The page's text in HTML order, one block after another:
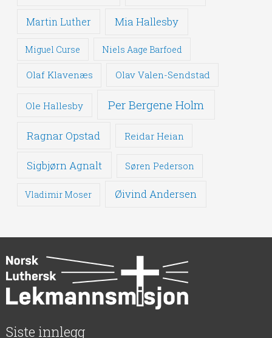
Martin Luther Mia Hallesby
Miguel Curse Niels Aage Barfoed
Olaf Klavenæs Olav Valen-Sendstad
Ole Hallesby Per Bergene Holm
Ragnar Opstad Reidar Heian
Sigbjørn Agnalt Søren Pederson
Vladimir Moser Øivind Andersen
Siste innlegg